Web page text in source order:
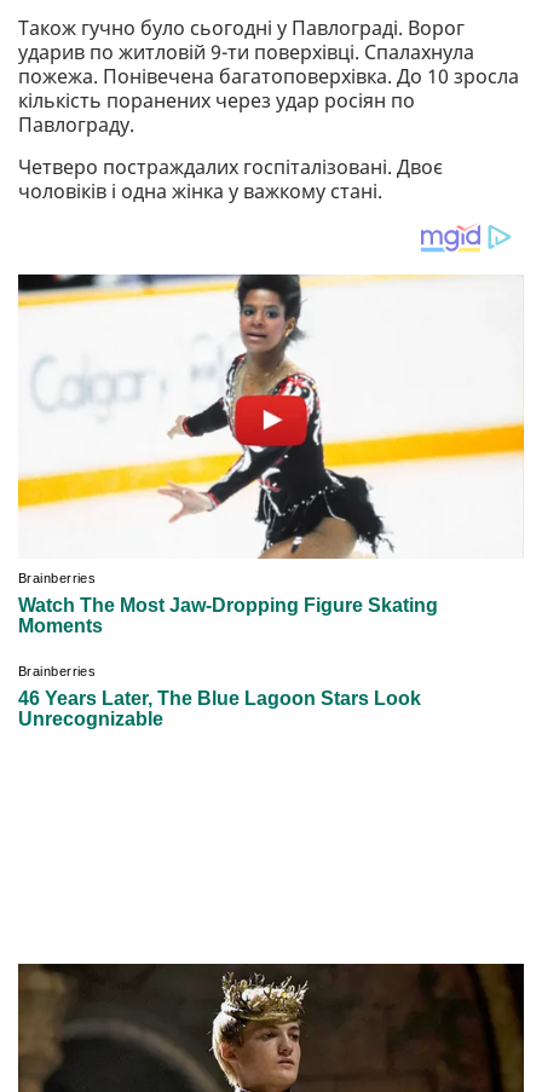
Також гучно було сьогодні у Павлограді. Ворог
ударив по житловій 9-ти поверхівці. Спалахнула
пожежа. Понівечена багатоповерхівка. До 10 зросла
кількість поранених через удар росіян по
Павлограду.
Четверо постраждалих госпіталізовані. Двоє
чоловіків і одна жінка у важкому стані.